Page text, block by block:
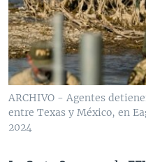
VENEZUELA
BRASIL
NICARAGUA
ECONOMÍA
ENTRETENIMIENTO Y
TECNOLOGÍA
DEPORTES
CIENCIA Y SALUD
MULTIMEDIA
VIDEOS
FOTOGRAFÍA
AUDIOS
PROGRAMAS TV
EL MUNDO AL DÍA
FORO INTERAMERICANO
VISIÓN 360
RADIO
AVANCE INFORMATIVO
AUDIONOTICIAS
DIRECT
DOCUMENTALES DE LA VOA
ARCHIVO - Agentes
entre Texas y México, en
2024